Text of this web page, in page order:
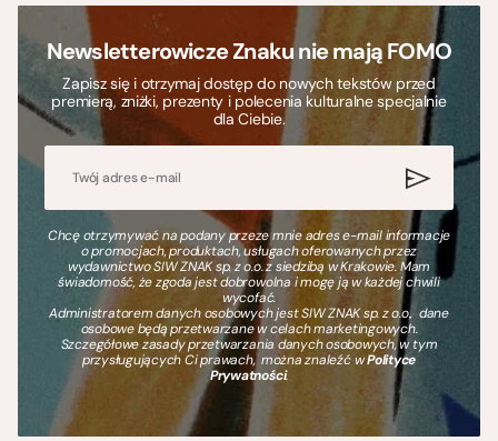
Newsletterowicze Znaku nie mają FOMO
Zapisz się i otrzymaj dostęp do nowych tekstów przed
premierą, zniżki, prezenty i polecenia kulturalne specjalnie
dla Ciebie.
Chcę otrzymywać na podany przeze mnie adres e-mail informacje
o promocjach, produktach, usługach oferowanych przez
wydawnictwo SIW ZNAK sp. z o.o. z siedzibą w Krakowie. Mam
świadomość, że zgoda jest dobrowolna i mogę ją w każdej chwili
wycofać.
Administratorem danych osobowych jest SIW ZNAK sp. z o.o., dane
osobowe będą przetwarzane w celach marketingowych.
Szczegółowe zasady przetwarzania danych osobowych, w tym
przysługujących Ci prawach, można znaleźć wPolityce
Prywatności.